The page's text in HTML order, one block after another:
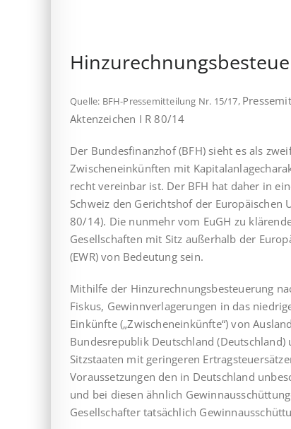
Quelle: BFH-Pressemitteilung Nr. 15/17,
Aktenzeichen I R 80/14
Der Bundesfinanzhof (BFH) sieht es als
Zwischeneinkünften mit
recht vereinbar ist. Der BFH hat daher in
Schweiz den Gerichts­hof der Europäischen
80/14). Die nunmehr vom EuGH zu
Gesellschaften mit Sitz außerhalb der
(EWR) von Bedeutung sein.
Mithilfe der Hinzurechnungsbesteuerung
Fiskus, Gewinn­ver­lagerungen in das
Einkünfte („Zwischeneinkünfte“) von
Bundesrepublik Deutschland
Sitzstaaten mit geringeren
Voraussetzungen den in Deutschland
und bei diesen ähnlich
Gesellschafter tatsächlich